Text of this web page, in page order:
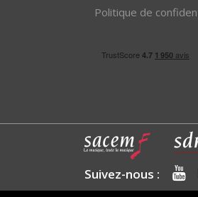
Politique de
Suivez-nous :